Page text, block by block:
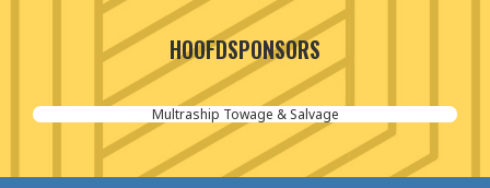
HOOFDSPONSORS
Multraship Towage & Salvage